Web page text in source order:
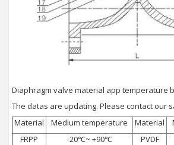
Diaphragm valve material app temperature
The datas are updating. Please contact our
Material
Medium temperature Material
FRPP
-20℃~ +90℃ PVDF